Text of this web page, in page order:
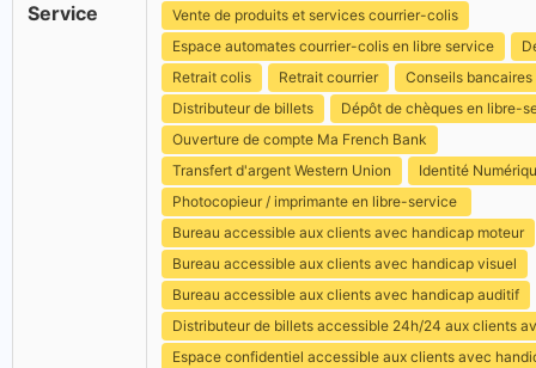
Service
Vente de produits et services courrier-colis
Espace automates courrier-colis en libre service
Retrait colis
Retrait courrier
Conseils bancaires
Distributeur de billets
Dépôt de chèques en libre-
Ouverture de compte Ma French Bank
Transfert d'argent Western Union
Identité
Photocopieur / imprimante en libre-service
Bureau accessible aux clients avec handicap moteur
Bureau accessible aux clients avec handicap visuel
Bureau accessible aux clients avec handicap auditif
Distributeur de billets accessible 24h/24 aux clients
Espace confidentiel accessible aux clients avec